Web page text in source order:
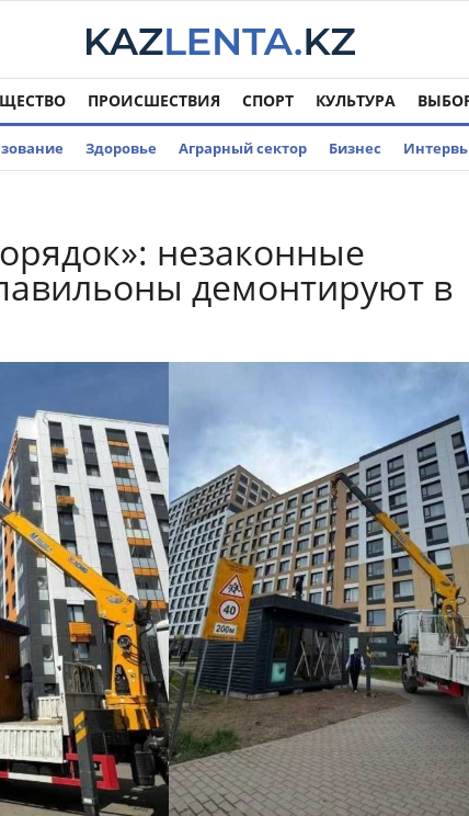
ПРОИСШЕСТВИЯ СПОРТ КУЛЬТУРА
Здоровье Аграрный сектор Бизнес
незаконные
демонтируют в